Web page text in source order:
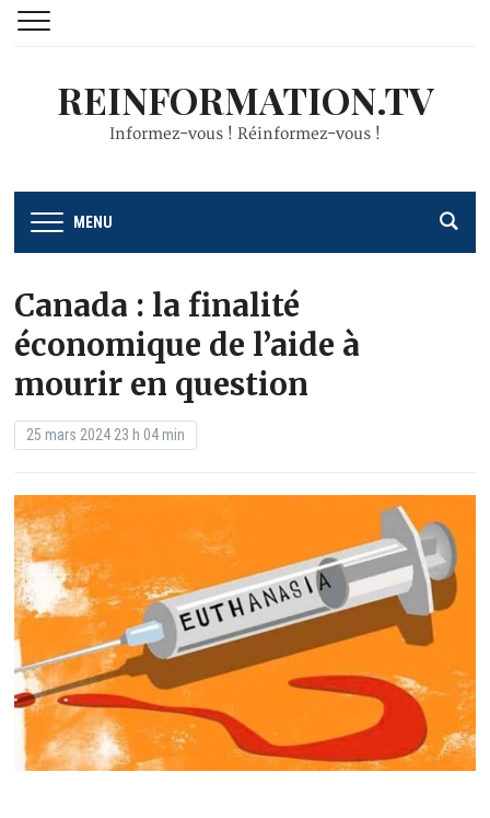
REINFORMATION.TV
Informez-vous ! Réinformez-vous !
MENU
Canada : la finalité
économique de l’aide à
mourir en question
25 mars 2024 23 h 04 min